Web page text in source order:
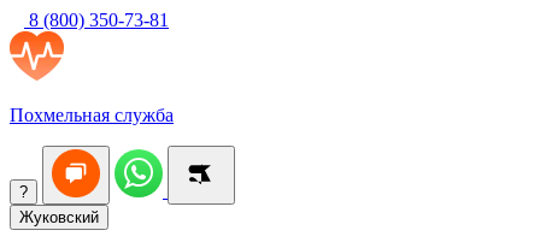
8 (800) 350-73-81
Похмельная служба
?
Жуковский